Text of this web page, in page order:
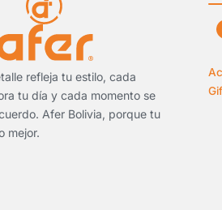
refleja tu estilo, cada
tu día y cada momento se
Afer Bolivia, porque tu
mejor.